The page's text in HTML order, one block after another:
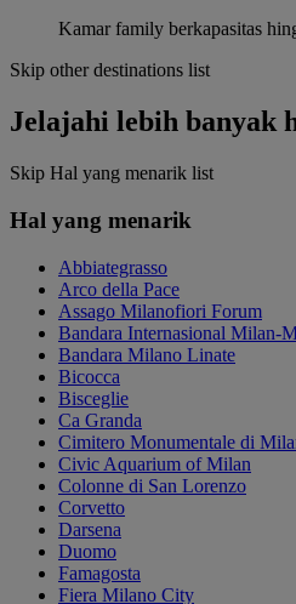
Kamar family berkapasitas
Skip other destinations list
Jelajahi lebih banyak
Skip Hal yang menarik list
Hal yang menarik
Abbiategrasso
Arco della Pace
Assago Milanofiori Forum
Bandara Internasional Milan-
Bandara Milano Linate
Bicocca
Bisceglie
Ca Granda
Cimitero Monumentale di
Civic Aquarium of Milan
Colonne di San Lorenzo
Corvetto
Darsena
Duomo
Famagosta
Fiera Milano City